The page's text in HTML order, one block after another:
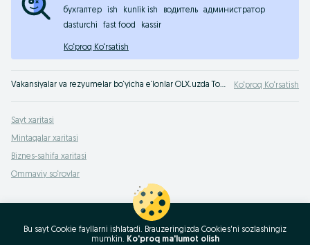
бухгалтер ish kunlik ish водитель
администратор
dasturchi
fast food kassir
Ko‘proq Ko‘rsatish
Vakansiyalar va rezyumelar bo‘yicha e‘lonlar OLX.uzda Toshkent. Ishga chiqish vaqti keldi - O‘zbekistonning minglab ish beruvchilari sizni qidirmoqda! Ko‘proq Ko‘rsatish
Sayt xaritasi
Mintaqalar xaritasi
Biznes-sahifa xaritasi
Ommaviy so‘rovlar
Bu sayt Cookie fayllarni ishlatadi. Brauzeringizda Cookies'ni sozlashingiz
mumkin. Ko'proq ma'lumot olish